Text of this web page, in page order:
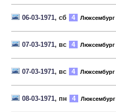
06-03-1971, сб 4 Люксембург
07-03-1971, вс 4 Люксембург
07-03-1971, вс 4 Люксембург
08-03-1971, пн 4 Люксембург